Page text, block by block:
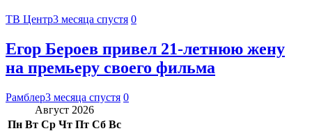
ТВ Центр3 месяца спустя 0
Егор Бероев привел 21-летнюю жену
на премьеру своего фильма
Рамблер3 месяца спустя 0
Август 2026
Пн Вт Ср Чт Пт Сб Вс